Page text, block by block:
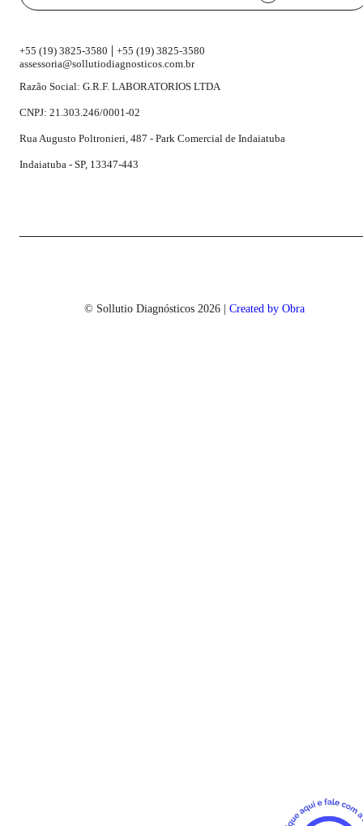
+55 (19) 3825-3580 | +55 (19) 3825-3580
assessoria@sollutiodiagnosticos.com.br
Razão Social: G.R.F. LABORATORIOS LTDA
CNPJ: 21.303.246/0001-02
Rua Augusto Poltronieri, 487 - Park Comercial de Indaiatuba
Indaiatuba - SP, 13347-443
© Sollutio Diagnósticos 2026 | Created by Obra